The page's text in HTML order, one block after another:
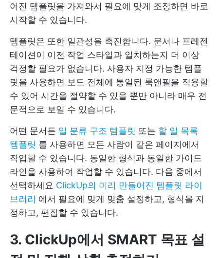
어진 템플릿을 가져와서 필요에 맞게 조정하면 바로
시작할 수 있습니다.
템플릿은 또한 일관성을 촉진합니다. 문서나 프레젠
테이션이 이전 작업 스타일과 일치하는지 더 이상
걱정할 필요가 없습니다. 사용자 지정 가능한 템플
릿을 사용하면 보드 전체에 통일된 룩앤필을 적용할
수 있어 시간을 절약할 수 있을 뿐만 아니라 매우 전
문적으로 보일 수 있습니다.
어떤 문서든 일 분류 구조 템플릿 또는 할 일 목록
템플릿 를 사용하면 모든 사람이 같은 페이지에서
작업할 수 있습니다. 동일한 형식과 동일한 가이드
라인을 사용하여 작업할 수 있습니다. 다음 중에서
선택하세요 ClickUp의 미리 만들어진 템플릿 라이
브러리 에서 필요에 맞게 맞춤 설정하고, 형식을 지
정하고, 편집할 수 있습니다.
3. ClickUp에서 SMART 목표 설